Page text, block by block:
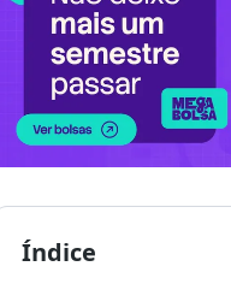
Índice